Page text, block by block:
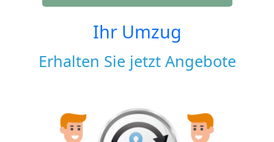
Ihr Umzug
Erhalten Sie jetzt Angebote